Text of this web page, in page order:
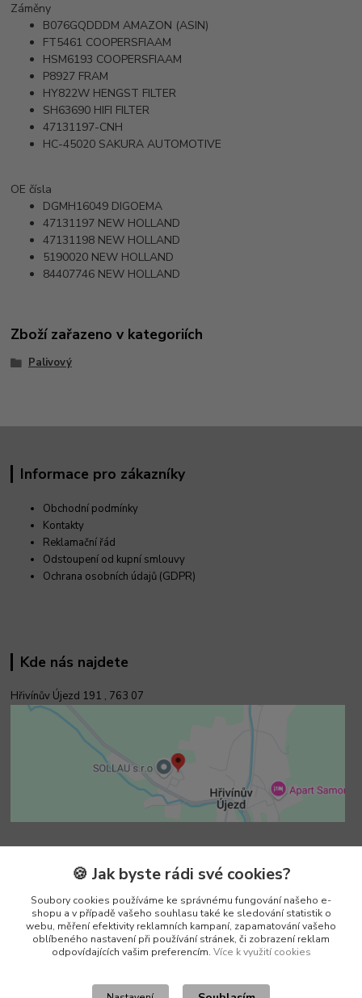
Záměny
B076GQDDDM AMAZON (ASIN)
FT5461 COOPERSFIAAM
HSM6193 COOPERSFIAAM
P8927 FRAM
HY822W HENGST FILTER
SH63690 HIFI FILTER
47131197-CNH
HC-45020 SAKURA AUTOMOTIVE
OE čísla
DGMH16049 DIGOEMA
47131197 NEW HOLLAND
47131198 NEW HOLLAND
5190020 NEW HOLLAND
84407746 NEW HOLLAND
Zboží zařazeno v kategoriích
Palivový
Informace pro zákazníky
Obchodní podmínky
Kontakty
Reklamační řád
Odstoupení od kupní smlouvy
Ochrana osobních údajů (GDPR)
Kde nás najdete
Hřivínův Újezd 191 , 763 07
Kontakty
Vedoucí e-shopu
+420 602 552 766
(Po-Pá, 6:30-15 hod.)
🍪 Jak byste rádi své cookies?
Soubory cookies používáme ke správnému fungování našeho e-
shopu a v případě vašeho souhlasu také ke sledování statistik o
webu, měření efektivity reklamních kampaní, zapamatování vašeho
oblíbeného nastavení při používání stránek, či zobrazení reklam
odpovídajících vašim preferencím. Více k využití cookies